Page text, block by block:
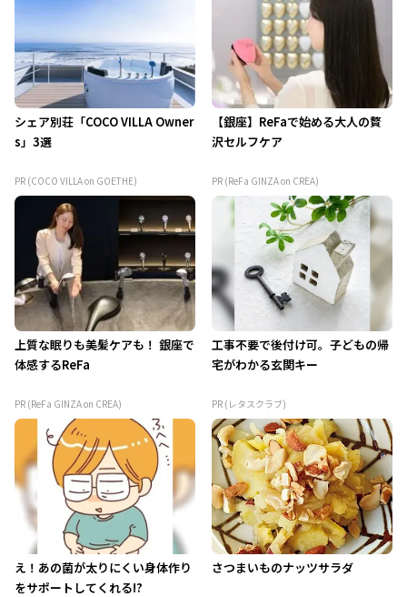
シェア別荘「COCO VILLA Owner
s」3選
PR (COCO VILLA on GOETHE)
【銀座】ReFaで始める大人の贅
沢セルフケア
PR (ReFa GINZA on CREA)
上質な眠りも美髪ケアも！ 銀座で
体感するReFa
PR (ReFa GINZA on CREA)
工事不要で後付け可。子どもの帰
宅がわかる玄関キー
PR (レタスクラブ)
え！あの菌が太りにくい身体作り
をサポートしてくれる!?
さつまいものナッツサラダ